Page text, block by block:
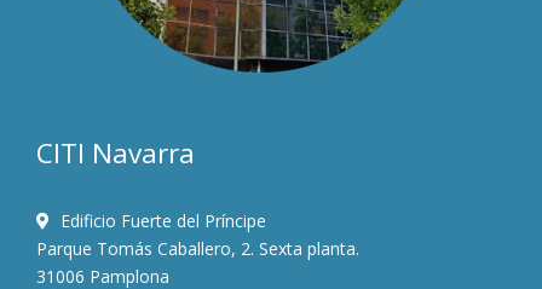
CITI Navarra
Edificio Fuerte del Príncipe
Parque Tomás Caballero, 2. Sexta planta.
31006 Pamplona